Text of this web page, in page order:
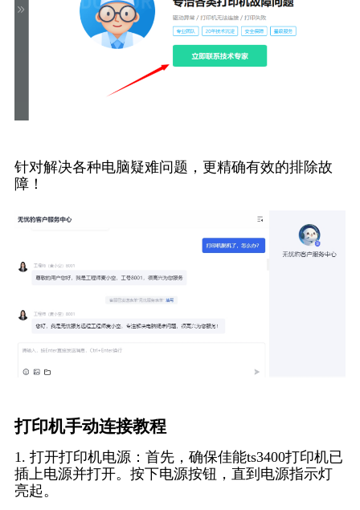
针对解决各种电脑疑难问题，更精确有效的排除故
障！
打印机手动连接教程
1. 打开打印机电源：首先，确保佳能ts3400打印机已
插上电源并打开。按下电源按钮，直到电源指示灯
亮起。